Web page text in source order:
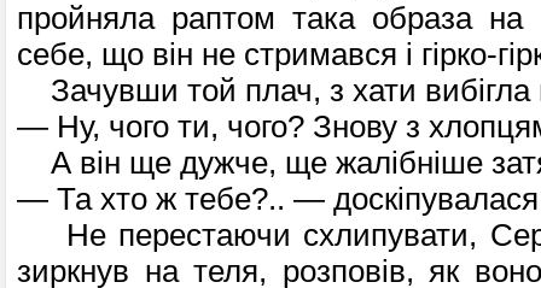
про­йняла раптом така образа на
себе, що він не стримався і гірко-
Зачувши той плач, з хати вибігла
— Ну, чого ти, чого? Знову з
А він ще дужче, ще жалібніше
— Та хто ж тебе?.. —
Не перестаючи схлипувати,
зи­ркнув на теля, розповів, як